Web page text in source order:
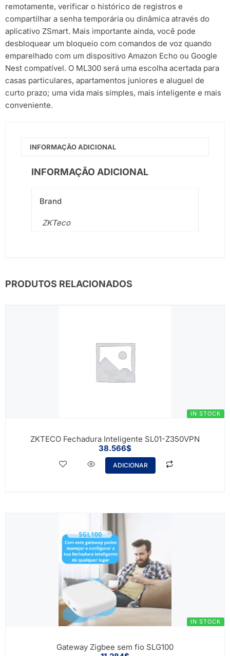
remotamente, verificar o histórico de registros e
compartilhar a senha temporária ou dinâmica através do
aplicativo ZSmart. Mais importante ainda, você pode
desbloquear um bloqueio com comandos de voz quando
emparelhado com um dispositivo Amazon Echo ou Google
Nest compatível. O ML300 será uma escolha acertada para
casas particulares, apartamentos juniores e aluguel de
curto prazo; uma vida mais simples, mais inteligente e mais
conveniente.
INFORMAÇÃO ADICIONAL
INFORMAÇÃO ADICIONAL
Brand
ZKTeco
PRODUTOS RELACIONADOS
IN STOCK
ZKTECO Fechadura Inteligente SL01-Z350VPN
38.566$
ADICIONAR
IN STOCK
Gateway Zigbee sem fio SLG100